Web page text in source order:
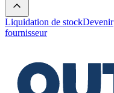
Liquidation de stockDevenir
fournisseur